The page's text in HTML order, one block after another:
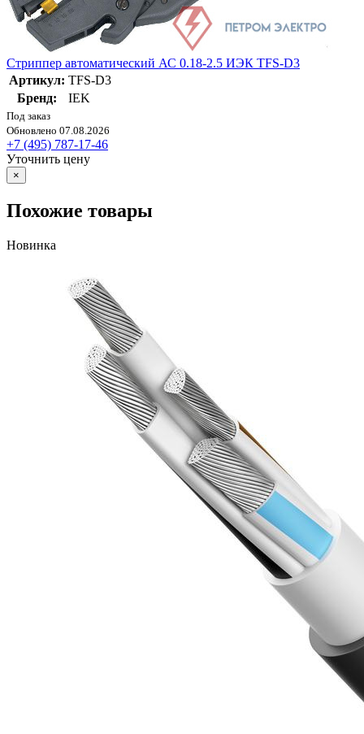
Стриппер автоматический АС 0.18-2.5 ИЭК TFS-D3
Артикул: TFS-D3
Бренд:
IEK
Под заказ
Обновлено 07.08.2026
+7 (495) 787-17-46
Уточнить цену
×
Похожие товары
Новинка